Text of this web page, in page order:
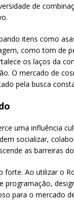
de
itens como
como tom de
os laços da
O mercado de
pela busca
uma influência
socializar,
as barreiras
Ao utilizar o
programação,
para o mercado